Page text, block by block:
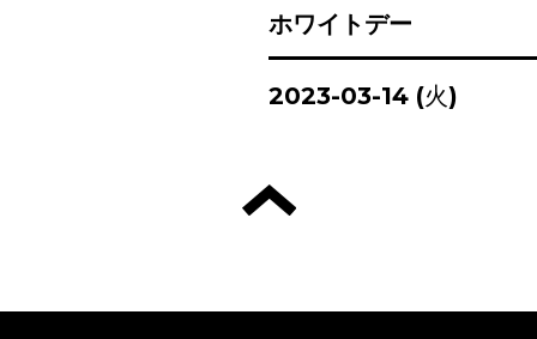
ホワイトデー
2023-03-14 (火)